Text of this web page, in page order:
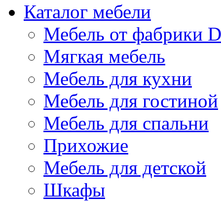
Каталог мебели
Мебель от фабрики
Мягкая мебель
Мебель для кухни
Мебель для гостиной
Мебель для спальни
Прихожие
Мебель для детской
Шкафы